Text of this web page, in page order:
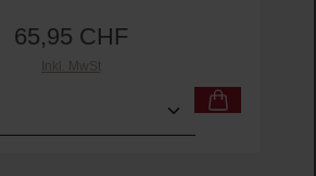
Regulärer Preis:
65,95 CHF
Inkl. MwSt
Gib den gewünschten Wert